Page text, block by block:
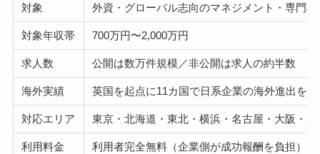
対象 外資・グローバル志向のマネジメント・専門
対象年収帯 700万円〜2,000万円
求人数 公開は数万件規模／非公開は求人の約半数
海外実績 英国を起点に11カ国で日系企業の海外進出を
対応エリア 東京・北海道・東北・横浜・名古屋・大阪・
利用料金 利用者完全無料（企業側が成功報酬を負担）